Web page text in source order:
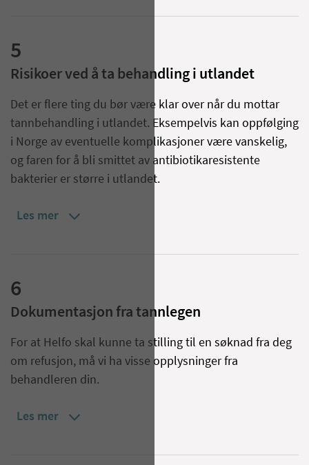
5
Risikoer ved å ta behandling i utlandet
Det er flere ting du bør være klar over når du mottar
tannbehandling i utlandet. Eksempelvis kan oppfølging
i Norge av eventuelle komplikasjoner være vanskelig,
og faren for å bli smittet av antibiotikaresistente
bakterier er større i utlandet.
Les mer
6
Dokumentasjon fra tannlegen
For at Helfo skal kunne ta stilling til en søknad fra deg
om refusjon, må vi ha visse opplysninger fra
behandleren din.
Les mer